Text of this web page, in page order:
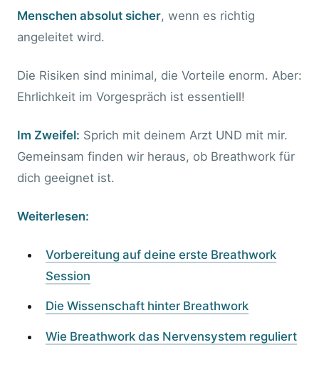
Menschen absolut sicher, wenn es richtig
angeleitet wird.
Die Risiken sind minimal, die Vorteile enorm. Aber:
Ehrlichkeit im Vorgespräch ist essentiell!
Im Zweifel: Sprich mit deinem Arzt UND mit mir.
Gemeinsam finden wir heraus, ob Breathwork für
dich geeignet ist.
Weiterlesen:
Vorbereitung auf deine erste Breathwork
Session
Die Wissenschaft hinter Breathwork
Wie Breathwork das Nervensystem reguliert